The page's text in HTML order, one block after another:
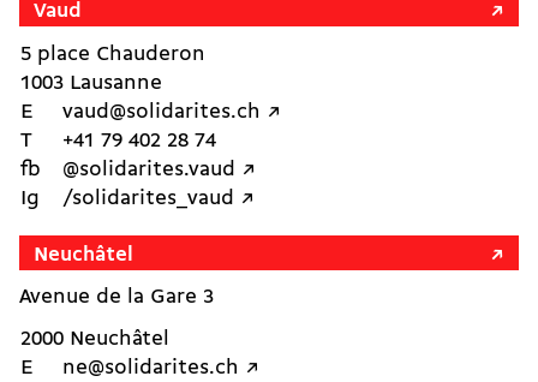
Vaud
5 place Chauderon
1003 Lausanne
E
vaud@solidarites.ch ↗︎
T
+41 79 402 28 74
fb
@solidarites.vaud ↗︎
Ig
/solidarites_vaud ↗︎
Neuchâtel
Avenue de la Gare 3
2000 Neuchâtel
E
ne@solidarites.ch ↗︎